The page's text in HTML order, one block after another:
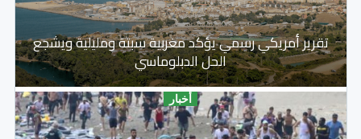
تقرير أمريكي رسمي يؤكد مغربية سبتة ومليلية ويشجع
الحل الدبلوماسي
أخبار